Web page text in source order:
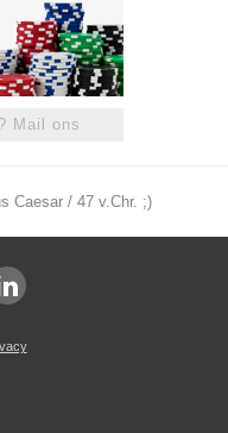
Mail ons
Caesar / 47 v.Chr. ;)